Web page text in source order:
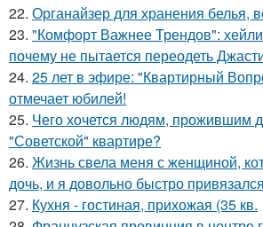
22. Органайзер для хранения белья,
23. "Комфорт Важнее Трендов":
почему не пытается переодеть
24. 25 лет в эфире: "Квартирный
отмечает юбилей!
25. Чего хочется людям, прожившим
"Советской" квартире?
26. Жизнь свела меня с женщиной,
дочь, и я довольно быстро
27. Кухня - гостиная, прихожая (35 кв.